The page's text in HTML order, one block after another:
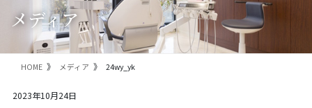
メディア
HOME メディア 24wy_yk
2023年10月24日